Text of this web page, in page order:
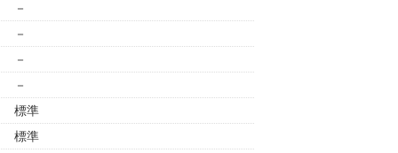
－
－
－
－
標準
標準